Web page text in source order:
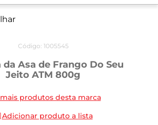
Código: 1005545
da Asa de Frango Do Seu
Jeito ATM 800g
produtos desta marca
Adicionar produto a lista